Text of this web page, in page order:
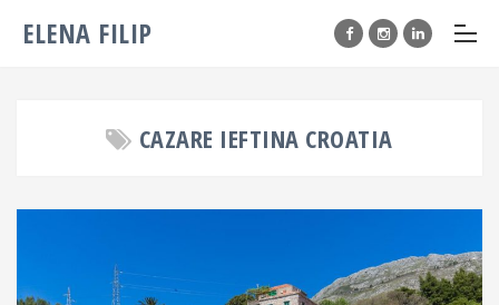
ELENA FILIP
CAZARE IEFTINA CROATIA